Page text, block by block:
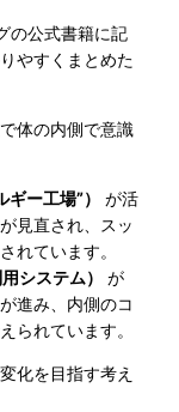
の公式書籍に記
やすくまとめた
体の内側で意識
ー工場”）
が活
見直され、スッ
れています。
システム）
が
進み、内側のコ
られています。
化を目指す考え